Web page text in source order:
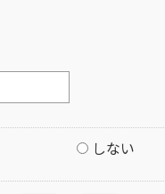
しない